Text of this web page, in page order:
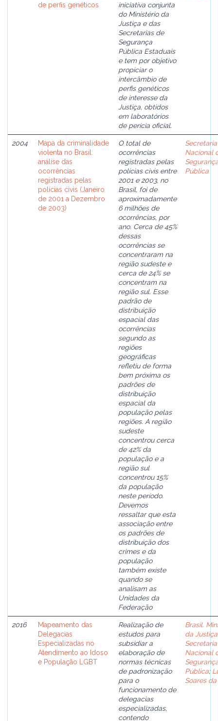
de perfis genéticos
iniciativa conjunta
do Ministério da
Justiça e das
Secretarias de
Segurança
Pública Estaduais
e tem por objetivo
propiciar o
intercâmbio de
perfis genéticos
de interesse da
Justiça, obtidos
em laboratórios
de perícia oficial.
2004
Mapa da criminalidade
violenta no Brasil:
análise das
ocorrências
registradas pelas
polícias civis (Janeiro
de 2001 a Dezembro
de 2003)
O total de
ocorrências
registradas pelas
polícias civis entre
2001 e 2003, no
Brasil, foi de
aproximadamente
6 milhões de
ocorrências, por
ano. Cerca de 45%
dessas
ocorrências se
concentraram na
região sudeste e
cerca de 24% se
concentram na
região sul. Esse
padrão de
distribuição
espacial das
ocorrências
segundo as
regiões
geográficas
refletiu de forma
bem próxima os
padrões de
distribuição
espacial da
população pelas
regiões. A região
sudeste
concentrou cerca
de 42% da
população e a
região sul
concentrou 15%
da população
neste período.
Devemos
ressaltar que esta
associação entre
os padrões de
distribuição dos
crimes e da
população
também existe
quando se
analisam as
Unidades da
Federação
Secretaria
Nacional
Pública
2016
Mapeamento das
Delegacias
Especializadas no
Atendimento ao Idoso
e População LGBT
Realização de
estudos para
subsidiar a
elaboração de
normas técnicas
de padronização
para o
funcionamento de
delegacias
especializadas,
contendo
Brasil.
da Justiça
Secretaria
Nacional
Pública;
Soares da